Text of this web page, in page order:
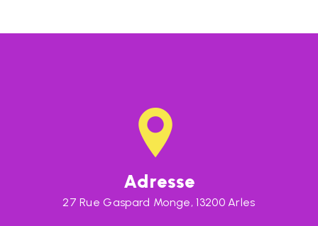
Adresse
27 Rue Gaspard Monge, 13200 Arles